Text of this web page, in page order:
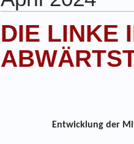
DIE LINKE
Entwicklung der